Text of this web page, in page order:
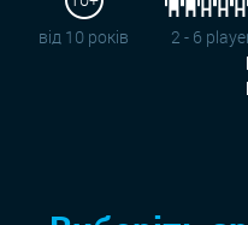
від 10 років
2 - 6